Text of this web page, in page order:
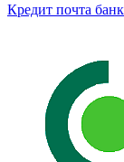
Кредит почта банк